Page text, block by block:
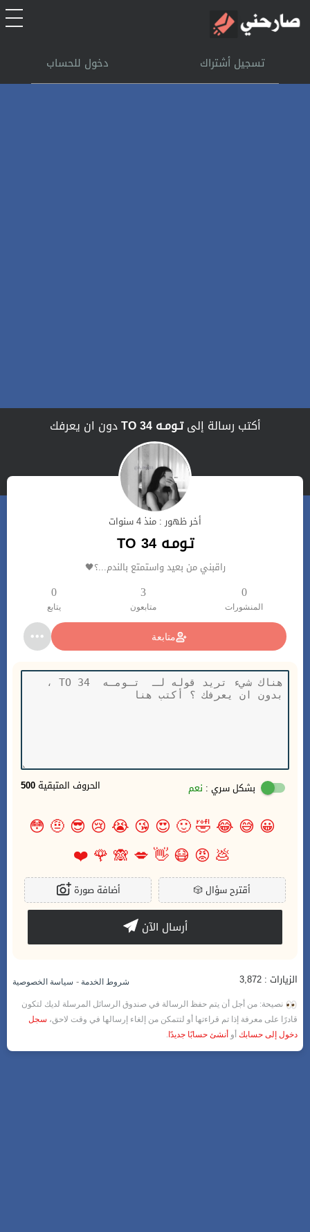
الرئيسيةتسجيل أشتراك دخول للحساب
أكتب رسالة إلىتـومـه TO 34 دون ان يعرفك
أخر ظهور : منذ 4 سنوات
تـومـه TO 34
راقبني من بعيد واستمتع بالندم...؟🖤
0
المنشورات
3
متابعون
0
يتابع
متابعة
500 الحروف المتبقية بشكل سري : نعم
😀
😅
😂
🤣
🙂
😍
😘
😭
😢
😎
🤨
😳
💩
😡
😷
👋
💋
🙈
🌹
❤️
🎲أقترح سؤال أضافة صورة
أرسال الآن
الزيارات : 3,872 شروط الخدمة - سياسة الخصوصية
نصيحة: من أجل أن يتم حفظ الرسالة في صندوق الرسائل المرسلة لديك لتكون
قادرًا على معرفة إذا تم قراءتها أو لتتمكن من إلغاء إرسالها في وقت لاحق، سجل
دخول إلى حسابك أو أنشئ حسابًا جديدًا .